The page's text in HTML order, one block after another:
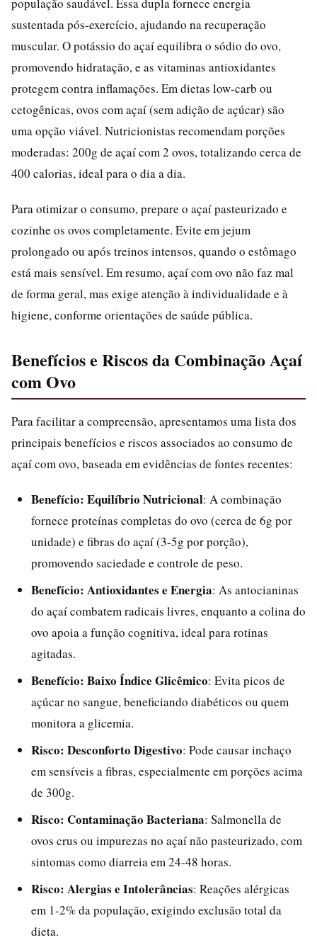
sustentada pós-exercício, ajudando na recuperação
muscular. O potássio do açaí equilibra o sódio do ovo,
promovendo hidratação, e as vitaminas antioxidantes
protegem contra inflamações. Em dietas low-carb ou
cetogênicas, ovos com açaí (sem adição de açúcar) são
uma opção viável. Nutricionistas recomendam porções
moderadas: 200g de açaí com 2 ovos, totalizando cerca de
400 calorias, ideal para o dia a dia.
Para otimizar o consumo, prepare o açaí pasteurizado e
cozinhe os ovos completamente. Evite em jejum
prolongado ou após treinos intensos, quando o estômago
está mais sensível. Em resumo, açaí com ovo não faz mal
de forma geral, mas exige atenção à individualidade e à
higiene, conforme orientações de saúde pública.
Benefícios e Riscos da Combinação Açaí
com Ovo
Para facilitar a compreensão, apresentamos uma lista dos
principais benefícios e riscos associados ao consumo de
açaí com ovo, baseada em evidências de fontes recentes:
Benefício: Equilíbrio Nutricional: A combinação
fornece proteínas completas do ovo (cerca de 6g por
unidade) e fibras do açaí (3-5g por porção),
promovendo saciedade e controle de peso.
Benefício: Antioxidantes e Energia: As antocianinas
do açaí combatem radicais livres, enquanto a colina do
ovo apoia a função cognitiva, ideal para rotinas
agitadas.
Benefício: Baixo Índice Glicêmico: Evita picos de
açúcar no sangue, beneficiando diabéticos ou quem
monitora a glicemia.
Risco: Desconforto Digestivo: Pode causar inchaço
em sensíveis a fibras, especialmente em porções acima
de 300g.
Risco: Contaminação Bacteriana: Salmonella de
ovos crus ou impurezas no açaí não pasteurizado, com
sintomas como diarreia em 24-48 horas.
Risco: Alergias e Intolerâncias: Reações alérgicas
em 1-2% da população, exigindo exclusão total da
dieta.